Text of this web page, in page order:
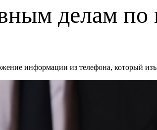
делам по
информации из телефона, который